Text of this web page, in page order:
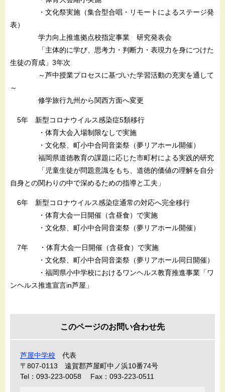
・文化祭実施（集合型合唱・リモートによるステージ発
表）
学力向上推進拠点校指定事業 研究発表会
「主体的に学び、思考力・判断力・表現力を身につけた
生徒の育成」3年次
～芦中授業プロセスに基づいた学習活動の充実を通して
～
修学旅行九州から関西方面へ変更
5年 新型コロナウイルス感染症5類移行
・体育大会入場制限なしで実施
・文化祭、町小中合同音楽祭（夢リアホール開催）
福岡県道徳教育の課題に応じた市町村による実践的研究
「児童生徒が問題意識をもち、道徳的価値の理解を自分
自身との関わりの中で深めるための指導と工夫」
6年 新型コロナウイルス感染症通常の対応へ完全移行
・体育大会一日開催（含昼食）で実施
・文化祭、町小中合同音楽祭（夢リアホール開催）
7年 ・体育大会一日開催（含昼食）で実施
・文化祭、町小中合同音楽祭（夢リアホール同日開催）
・福岡県小中学校におけるワンヘルス教育推進事業「ワ
ンヘルス推進宣言in芦屋」
このページのお問い合わせ先
芦屋中学校
代表
〒807-0113
遠賀郡芦屋町中ノ浜10番74号
Tel：093-223-0058
Fax：093-223-0511